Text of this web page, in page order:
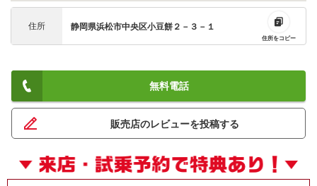
住所 静岡県浜松市中央区小豆餅２－３－１
住所をコピー
無料電話
ネット予約でキャンペーンに応募しよ
販売店のレビューを投稿する